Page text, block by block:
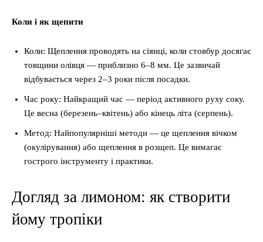
Коли і як щепити
Коли: Щеплення проводять на сіянці, коли стовбур досягає
товщини олівця — приблизно 6–8 мм. Це зазвичай
відбувається через 2–3 роки після посадки.
Час року: Найкращий час — період активного руху соку.
Це весна (березень–квітень) або кінець літа (серпень).
Метод: Найпопулярніші методи — це щеплення вічком
(окулірування) або щеплення в розщеп. Це вимагає
гострого інструменту і практики.
Догляд за лимоном: як створити
йому тропіки